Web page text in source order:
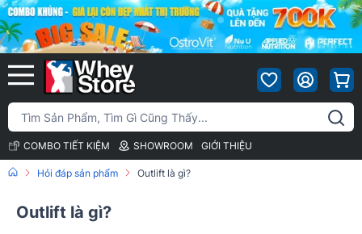
COMBO TIẾT KIỆM SHOWROOM GIỚI THIỆU
Hỏi đáp sản phẩm Outlift là gì?
Outlift là gì?